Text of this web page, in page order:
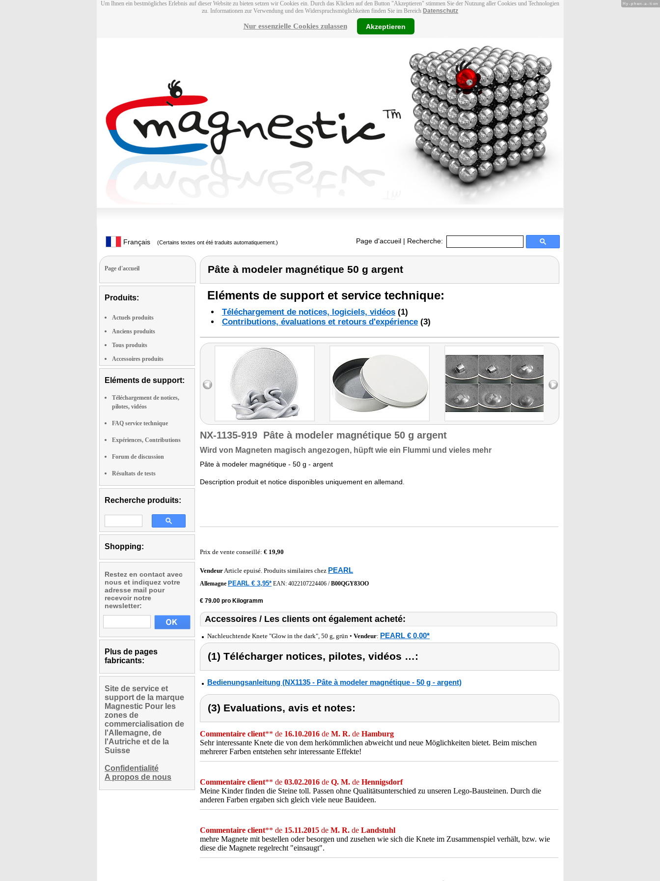
Um Ihnen ein bestmögliches Erlebnis auf dieser Website zu bieten setzen wir Cookies ein. Durch das Klicken auf den Button "Akzeptieren" stimmen Sie der Nutzung aller Cookies und Technologien
zu. Informationen zur Verwendung und den Widerspruchsmöglichkeiten finden Sie im Bereich Datenschutz
Nur essenzielle Cookies zulassen Akzeptieren
Français (Certains textes ont été traduits automatiquement.) Page d'accueil | Recherche:
Page d'accueil
Produits:
Actuels produits
Anciens produits
Tous produits
Accessoires produits
Eléments de support:
Téléchargement de notices,
pilotes, vidéos
FAQ service technique
Expériences, Contributions
Forum de discussion
Résultats de tests
Recherche produits:
Shopping:
Restez en contact avec
nous et indiquez votre
adresse mail pour
recevoir notre
newsletter:
Plus de pages
fabricants:
Site de service et
support de la marque
Magnestic Pour les
zones de
commercialisation de
l'Allemagne, de
l'Autriche et de la
Suisse
Confidentialité
A propos de nous
Pâte à modeler magnétique 50 g argent
Eléments de support et service technique:
Téléchargement de notices, logiciels, vidéos (1)
Contributions, évaluations et retours d'expérience (3)
NX-1135-919 Pâte à modeler magnétique 50 g argent
Wird von Magneten magisch angezogen, hüpft wie ein Flummi und vieles mehr
Pâte à modeler magnétique - 50 g - argent
Description produit et notice disponibles uniquement en allemand.
Prix de vente conseillé: € 19,90
VendeurArticle epuisé. Produits similaires chez PEARL
Allemagne PEARL € 3,95* EAN: 4022107224406 /B00QGY83OO
€ 79.00 pro Kilogramm
Accessoires / Les clients ont également acheté:
Nachleuchtende Knete "Glow in the dark", 50 g, grün • Vendeur: PEARL € 0,00*
(1) Télécharger notices, pilotes, vidéos …:
Bedienungsanleitung (NX1135 - Pâte à modeler magnétique - 50 g - argent)
(3) Evaluations, avis et notes:
Commentaire client** de 16.10.2016 de M. R. de Hamburg
Sehr interessante Knete die von dem herkömmlichen abweicht und neue Möglichkeiten bietet. Beim mischen
mehrerer Farben entstehen sehr interessante Effekte!
Commentaire client** de 03.02.2016 de Q. M. de Hennigsdorf
Meine Kinder finden die Steine toll. Passen ohne Qualitätsunterschied zu unseren Lego-Bausteinen. Durch die
anderen Farben ergaben sich gleich viele neue Bauideen.
Commentaire client** de 15.11.2015 de M. R. de Landstuhl
mehre Magnete mit bestellen oder besorgen und zusehen wie sich die Knete im Zusammenspiel verhält, bzw. wie
diese die Magnete regelrecht "einsaugt".
Hy-phen-a-tion